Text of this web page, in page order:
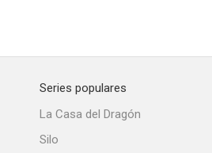
Series populares
La Casa del Dragón
Silo